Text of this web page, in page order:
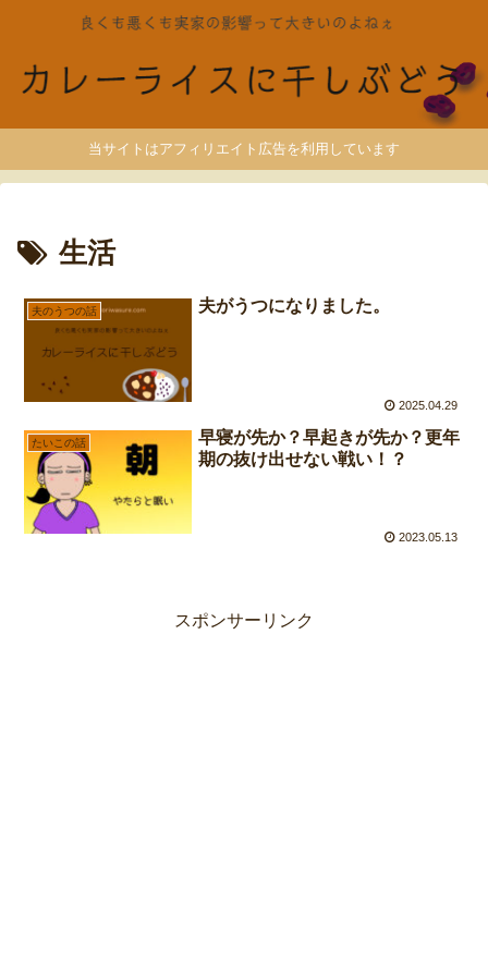
当サイトはアフィリエイト広告を利用しています
生活
夫のうつの話 夫がうつになりました。
2025.04.29
たいこの話
早寝が先か？早起きが先か？更年
期の抜け出せない戦い！？
2023.05.13
スポンサーリンク